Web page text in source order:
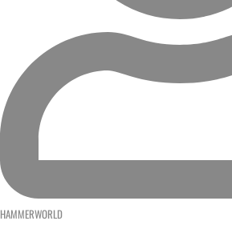
HAMMERWORLD